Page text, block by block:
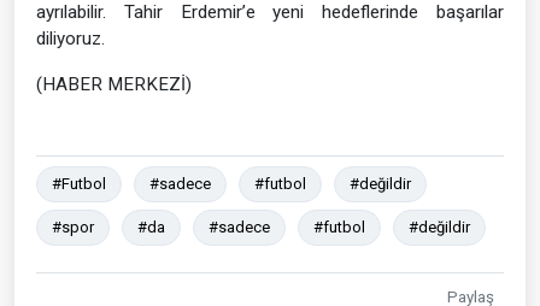
ayrılabilir. Tahir Erdemir’e yeni hedeflerinde başarılar
diliyoruz.
(HABER MERKEZİ)
#Futbol #sadece #futbol #değildir
#spor #da #sadece #futbol #değildir
Paylaş